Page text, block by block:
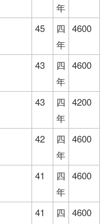
年
45
四
年
4600
43
四
年
4600
43
四
年
4200
42
四
年
4600
41
四
年
4600
41
四 4600